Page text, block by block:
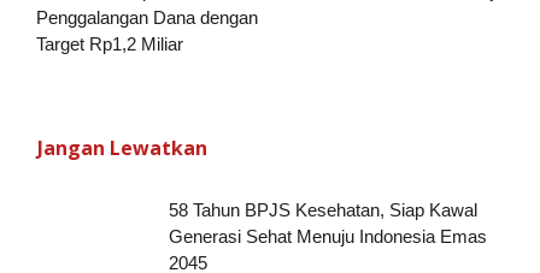
Penggalangan Dana dengan
Target Rp1,2 Miliar
Jangan Lewatkan
58 Tahun BPJS Kesehatan, Siap Kawal
Generasi Sehat Menuju Indonesia Emas
2045